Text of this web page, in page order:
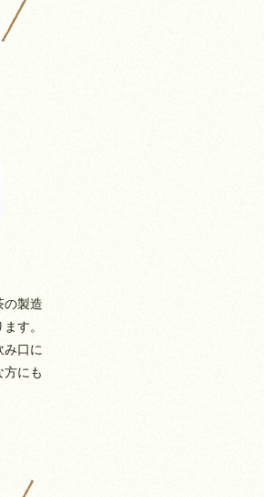
の製造
す。
み口に
方にも